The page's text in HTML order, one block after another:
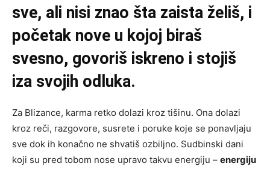
sve, ali nisi znao šta zaista želiš, i
početak nove u kojoj biraš
svesno, govoriš iskreno i stojiš
iza svojih odluka.
Za Blizance, karma retko dolazi kroz tišinu. Ona dolazi
kroz reči, razgovore, susrete i poruke koje se ponavljaju
sve dok ih konačno ne shvatiš ozbiljno. Sudbinski dani
koji su pred tobom nose upravo takvu energiju – energiju